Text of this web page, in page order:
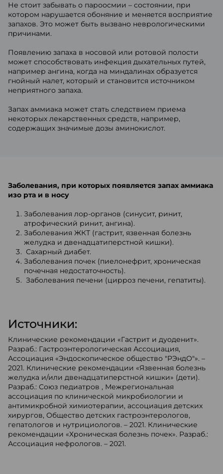
Не стоит забывать о пароосмии – состоянии, при
котором нарушается обоняние и меняется восприятие
запахов. Это может быть вызвано неврологическими
причинами.
Появлению запаха в носовой или ротовой полости
может способствовать инфекция дыхательных путей,
например ангина, когда на миндалинах образуется
гнойный налет, который и становится источником
неприятного запаха.
Запах аммиака может стать следствием приема
некоторых лекарственных средств, например,
содержащих значимые дозы аминокислот.
Заболевания, при которых появляется запах аммиака
изо рта и в носу
Заболевания лор-органов (синусит, ринит,
атрофический ринит, ангина).
Заболевания ЖКТ (гастрит, язвенная болезнь
желудка и двенадцатиперстной кишки).
Сахарный диабет.
Заболевания почек (пиелонефрит, хроническая
почечная недостаточность).
Заболевания печени (цирроз печени, гепатиты).
Источники:
Клинические рекомендации «Гастрит и дуоденит».
Разраб.: Гастроэнтерологическая Ассоциация,
Ассоциация «Эндоскопическое общество "РЭндО"». –
2021. Клинические рекомендации «Язвенная болезнь
желудка и/или двенадцатиперстной кишки» (дети).
Разраб.: Союз педиатров , Межрегиональная
ассоциация по клинической микробиологии и
антимикробной химиотерапии, ассоциация детских
хирургов, Общество детских гастроэнтерологов,
гепатологов и нутрициологов. – 2021. Клинические
рекомендации «Хроническая болезнь почек». Разраб.:
Ассоциация нефрологов. – 2021.